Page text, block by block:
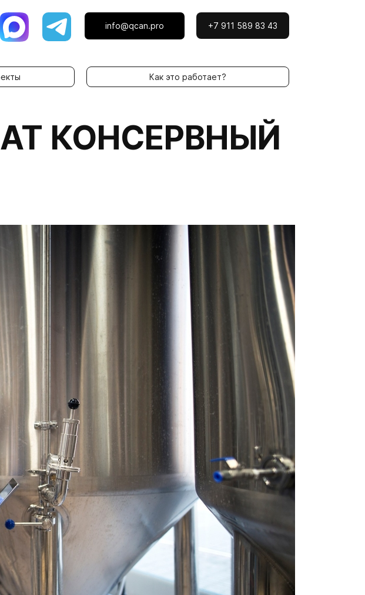
info@qcan.pro +7 911 589 83 43
Как это работает?
КОНСЕРВНЫЙ